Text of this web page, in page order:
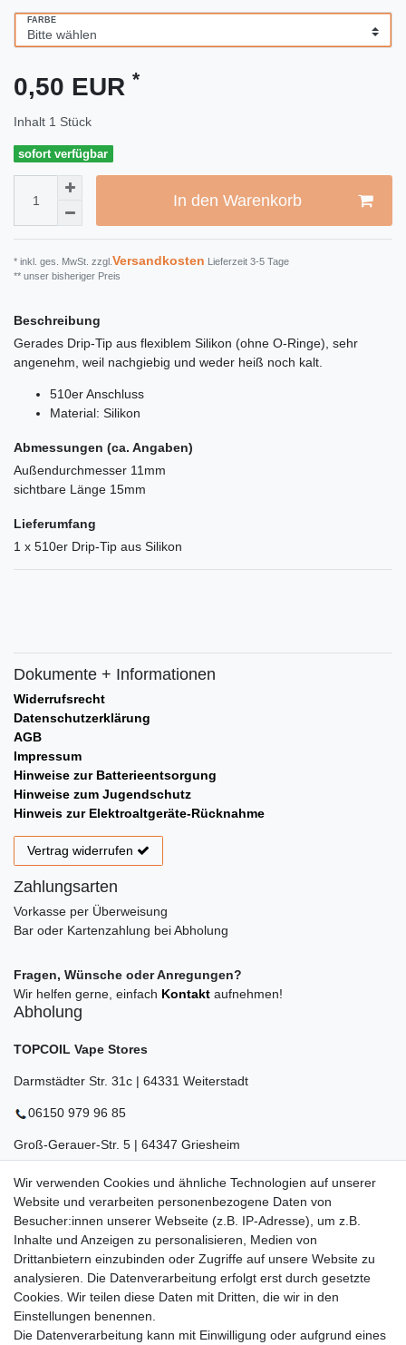
FARBE
0,50 EUR *
Inhalt 1 Stück
sofort verfügbar
In den Warenkorb
* inkl. ges. MwSt. zzgl. Versandkosten Lieferzeit 3-5 Tage
** unser bisheriger Preis
Beschreibung
Gerades Drip-Tip aus flexiblem Silikon (ohne O-Ringe), sehr
angenehm, weil nachgiebig und weder heiß noch kalt.
510er Anschluss
Material: Silikon
Abmessungen (ca. Angaben)
Außendurchmesser 11mm
sichtbare Länge 15mm
Lieferumfang
1 x 510er Drip-Tip aus Silikon
Dokumente + Informationen
Widerrufsrecht
Datenschutzerklärung
AGB
Impressum
Hinweise zur Batterieentsorgung
Hinweise zum Jugendschutz
Hinweis zur Elektroaltgeräte-Rücknahme
Vertrag widerrufen
Zahlungsarten
Vorkasse per Überweisung
Bar oder Kartenzahlung bei Abholung
Fragen, Wünsche oder Anregungen?
Wir helfen gerne, einfach Kontakt aufnehmen!
Abholung
TOPCOIL Vape Stores
Darmstädter Str. 31c | 64331 Weiterstadt
06150 979 96 85
Groß-Gerauer-Str. 5 | 64347 Griesheim
06155 834 88 58
Eberstädter Str. 21 | 64319 Pfungstadt
06157 984 88 55
Öffnungszeiten finden Sie hier: www.topcoil.de
E-MAIL **
Newsletter
Honig
Wir verwenden Cookies und ähnliche Technologien auf unserer
Website und verarbeiten personenbezogene Daten von
Besucher:innen unserer Webseite (z.B. IP-Adresse), um z.B.
Inhalte und Anzeigen zu personalisieren, Medien von
Drittanbietern einzubinden oder Zugriffe auf unsere Website zu
analysieren. Die Datenverarbeitung erfolgt erst durch gesetzte
Cookies. Wir teilen diese Daten mit Dritten, die wir in den
Einstellungen benennen.
Die Datenverarbeitung kann mit Einwilligung oder aufgrund eines